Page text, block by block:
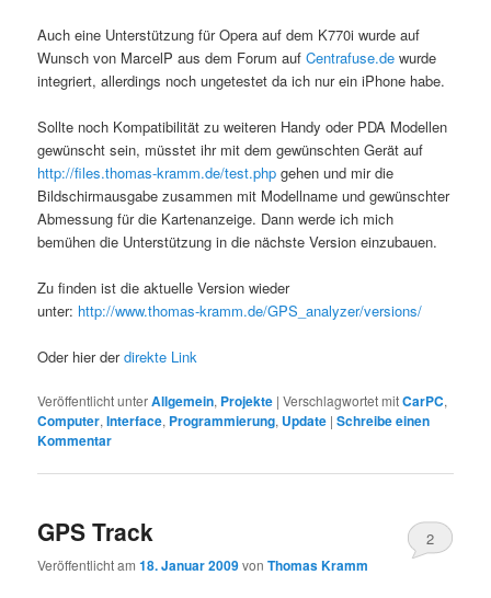
Auch eine Unterstützung für Opera auf dem K770i wurde auf
Wunsch von MarcelP aus dem Forum aufCentrafuse.de wurde
integriert, allerdings noch ungetestet da ich nur ein iPhone habe.
Sollte noch Kompatibilität zu weiteren Handy oder PDA Modellen
gewünscht sein, müsstet ihr mit dem gewünschten Gerät auf
http://files.thomas-kramm.de/test.php gehen und mir die
Bildschirmausgabe zusammen mit Modellname und gewünschter
Abmessung für die Kartenanzeige. Dann werde ich mich
bemühen die Unterstützung in die nächste Version einzubauen.
Zu finden ist die aktuelle Version wieder
unter: http://www.thomas-kramm.de/GPS_analyzer/versions/
Oder hier derdirekte Link
Veröffentlicht unterAllgemein, Projekte |Verschlagwortet mitCarPC,
Computer,Interface, Programmierung, Update |Schreibe einen
Kommentar
GPS Track
Veröffentlicht am18. Januar 2009vonThomas Kramm
2